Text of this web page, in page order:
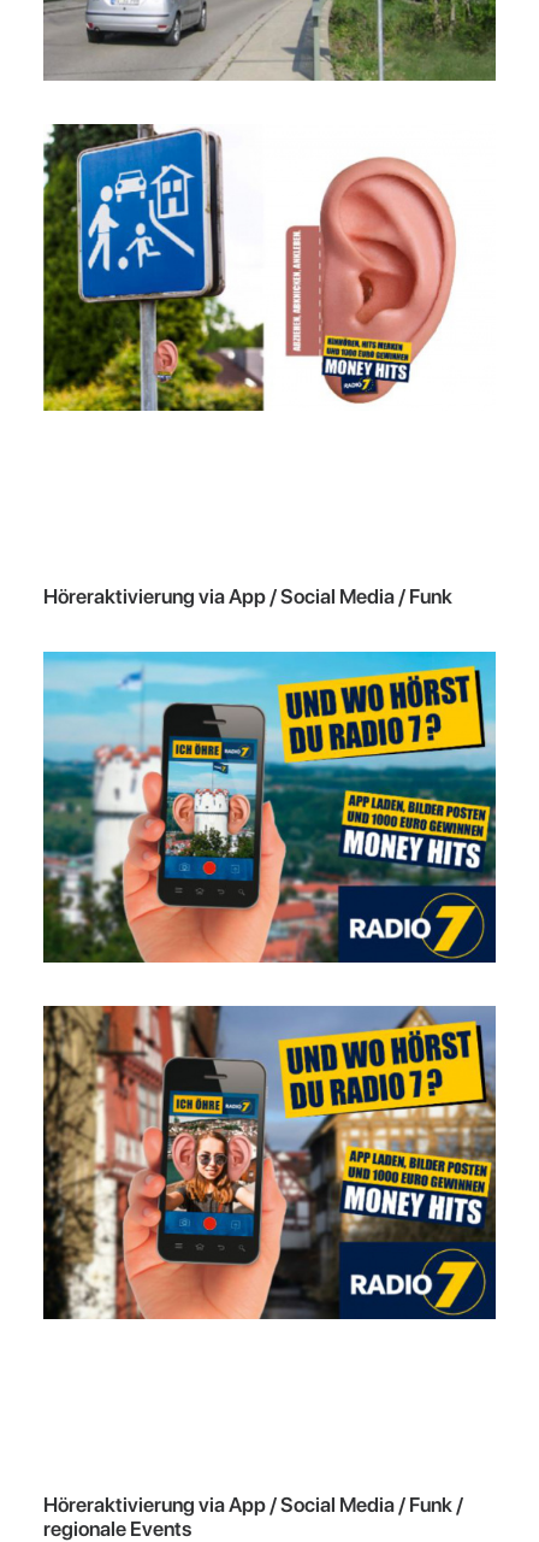
Höreraktivierung via App / Social Media / Funk
Höreraktivierung via App / Social Media / Funk /
regionale Events